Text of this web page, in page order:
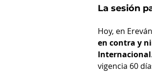
La sesión
Hoy, en
en contra y
Internacional
vigencia 60